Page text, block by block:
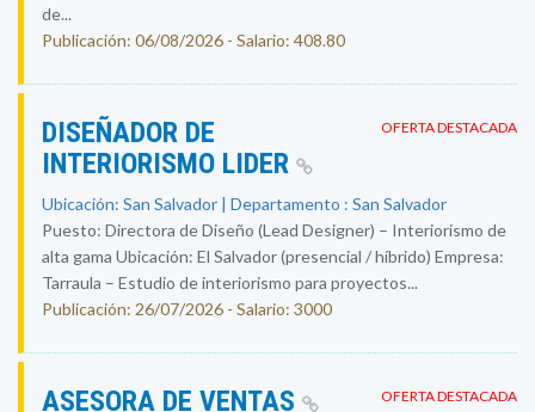
de...
Publicación: 06/08/2026 - Salario: 408.80
OFERTA DESTACADA
DISEÑADOR DE
INTERIORISMO LIDER
Ubicación: San Salvador | Departamento : San Salvador
Puesto: Directora de Diseño (Lead Designer) – Interiorismo de
alta gama Ubicación: El Salvador (presencial / híbrido) Empresa:
Tarraula – Estudio de interiorismo para proyectos...
Publicación: 26/07/2026 - Salario: 3000
OFERTA DESTACADA
ASESORA DE VENTAS